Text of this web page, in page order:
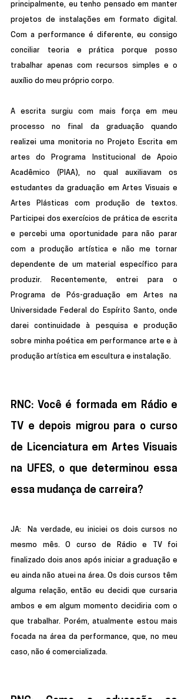
principalmente, eu tenho pensado em manter
projetos de instalações em formato digital.
Com a performance é diferente, eu consigo
conciliar teoria e prática porque posso
trabalhar apenas com recursos simples e o
auxílio do meu próprio corpo.
A escrita surgiu com mais força em meu
processo no final da graduação quando
realizei uma monitoria no Projeto Escrita em
artes do Programa Institucional de Apoio
Acadêmico (PIAA), no qual auxiliavam os
estudantes da graduação em Artes Visuais e
Artes Plásticas com produção de textos.
Participei dos exercícios de prática de escrita
e percebi uma oportunidade para não parar
com a produção artística e não me tornar
dependente de um material específico para
produzir. Recentemente, entrei para o
Programa de Pós-graduação em Artes na
Universidade Federal do Espírito Santo, onde
darei continuidade à pesquisa e produção
sobre minha poética em performance arte e à
produção artística em escultura e instalação.
RNC: Você é formada em Rádio e
TV e depois migrou para o curso
de Licenciatura em Artes Visuais
na UFES, o que determinou essa
essa mudança de carreira?
JA:
Na verdade, eu iniciei os dois cursos no
mesmo mês. O curso de Rádio e TV foi
finalizado dois anos após iniciar a graduação e
eu ainda não atuei na área. Os dois cursos têm
alguma relação, então eu decidi que cursaria
ambos e em algum momento decidiria com o
que trabalhar. Porém, atualmente estou mais
focada na área da performance, que, no meu
caso, não é comercializada.